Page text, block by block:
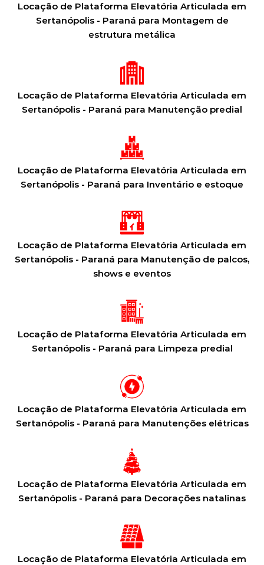
Locação de Plataforma Elevatória Articulada em
Sertanópolis - Paraná para Montagem de
estrutura metálica
Locação de Plataforma Elevatória Articulada em
Sertanópolis - Paraná para Manutenção predial
Locação de Plataforma Elevatória Articulada em
Sertanópolis - Paraná para Inventário e estoque
Locação de Plataforma Elevatória Articulada em
Sertanópolis - Paraná para Manutenção de palcos,
shows e eventos
Locação de Plataforma Elevatória Articulada em
Sertanópolis - Paraná para Limpeza predial
Locação de Plataforma Elevatória Articulada em
Sertanópolis - Paraná para Manutenções elétricas
Locação de Plataforma Elevatória Articulada em
Sertanópolis - Paraná para Decorações natalinas
Locação de Plataforma Elevatória Articulada em